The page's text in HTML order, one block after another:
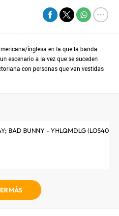
inglesa en la que la banda
escenario a la vez que se suceden
con personas que van vestidas
BAD BUNNY - YHLQMDLG (LOS40
MÁS